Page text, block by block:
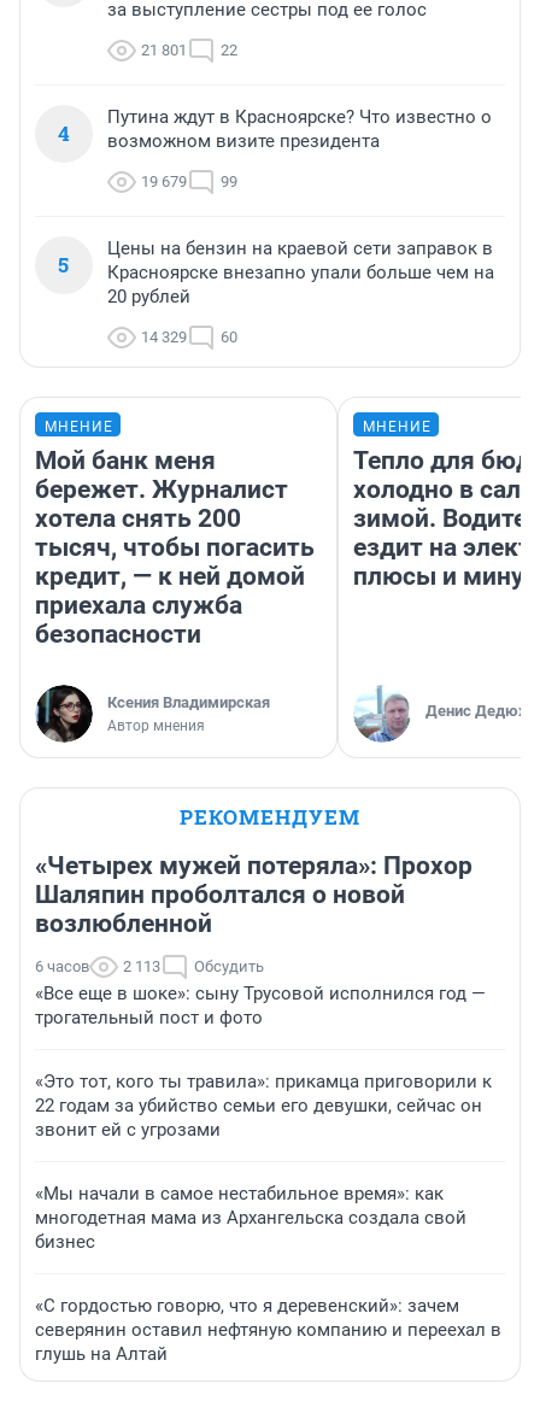
за выступление сестры под ее голос
21 801 22
4
Путина ждут в Красноярске? Что известно о
возможном визите президента
19 679 99
5
Цены на бензин на краевой сети заправок в
Красноярске внезапно упали больше чем на
20 рублей
14 329 60
МНЕНИЕ
Мой банк меня
бережет. Журналист
хотела снять 200
тысяч, чтобы погасить
кредит, — к ней домой
приехала служба
безопасности
Ксения Владимирская
Автор мнения
МНЕНИЕ
Тепло для
холодно в
зимой.
ездит на
плюсы и
Денис
РЕКОМЕНДУЕМ
«Четырех мужей потеряла»: Прохор
Шаляпин проболтался о новой
возлюбленной
6 часов 2 113 Обсудить
«Все еще в шоке»: сыну Трусовой исполнился год —
трогательный пост и фото
«Это тот, кого ты травила»: прикамца приговорили к
22 годам за убийство семьи его девушки, сейчас он
звонит ей с угрозами
«Мы начали в самое нестабильное время»: как
многодетная мама из Архангельска создала свой
бизнес
«С гордостью говорю, что я деревенский»: зачем
северянин оставил нефтяную компанию и переехал в
глушь на Алтай